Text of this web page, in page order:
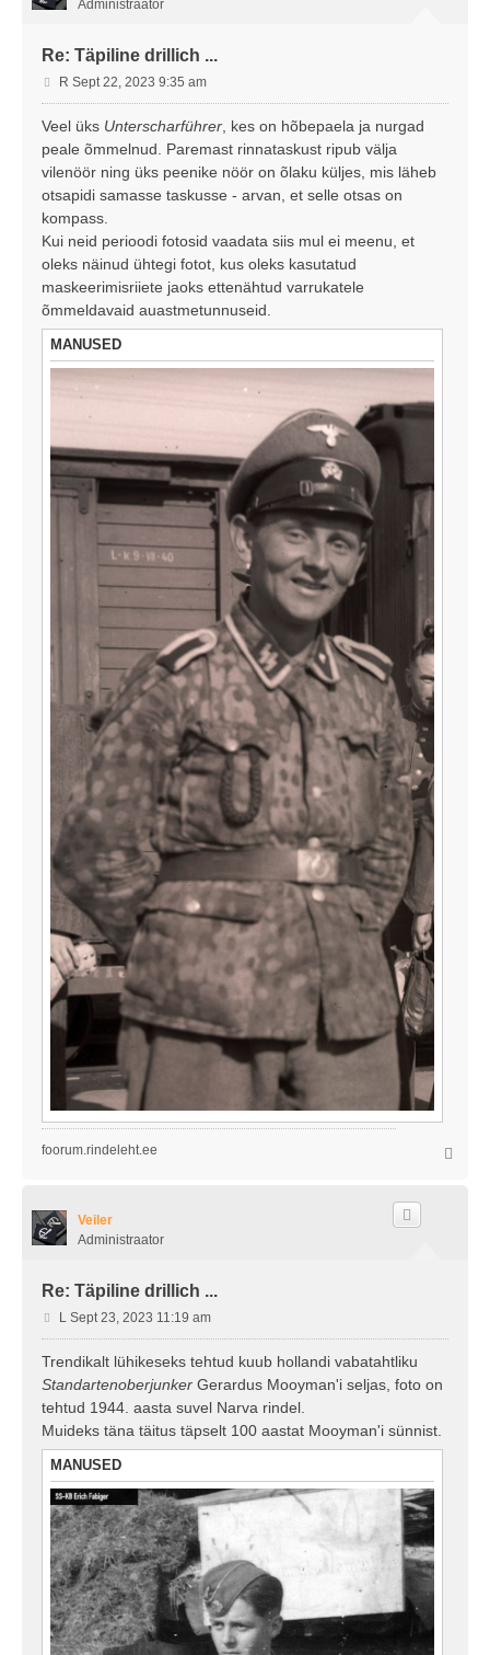
Administraator
Re: Täpiline drillich ...
P
o
i
t
u
s
R Sept 22, 2023 9:35 am
Veel üks Unterscharführer , kes on hõbepaela ja nurgad
peale õmmelnud. Paremast rinnataskust ripub välja
vilenöör ning üks peenike nöör on õlaku küljes, mis läheb
otsapidi samasse taskusse - arvan, et selle otsas on
kompass.
Kui neid perioodi fotosid vaadata siis mul ei meenu, et
oleks näinud ühtegi fotot, kus oleks kasutatud
maskeerimisriiete jaoks ettenähtud varrukatele
õmmeldavaid auastmetunnuseid.
MANUSED
foorum.rindeleht.ee
Veiler
Administraator
Re: Täpiline drillich ...
P
o
i
t
u
s
L Sept 23, 2023 11:19 am
Trendikalt lühikeseks tehtud kuub hollandi vabatahtliku
Standartenoberjunker Gerardus Mooyman'i seljas, foto on
tehtud 1944. aasta suvel Narva rindel.
Muideks täna täitus täpselt 100 aastat Mooyman'i sünnist.
MANUSED